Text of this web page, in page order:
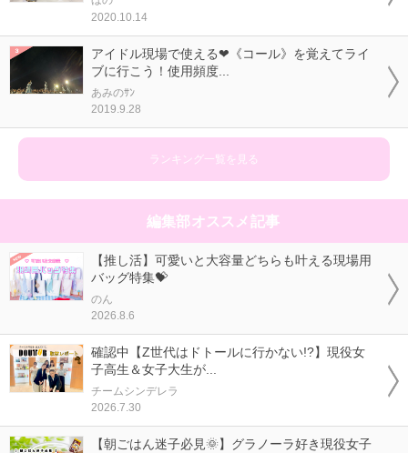
2020.10.14
アイドル現場で使える❤《コール》を覚えてライ
ブに行こう！使用頻度...
あみのｻﾝ
2019.9.28
ランキング一覧を見る
編集部オススメ記事
【推し活】可愛いと大容量どちらも叶える現場用
バッグ特集💝
のん
2026.8.6
確認中【Z世代はドトールに行かない!?】現役女
子高生＆女子大生が...
チームシンデレラ
2026.7.30
【朝ごはん迷子必見🌞】グラノーラ好き現役女子